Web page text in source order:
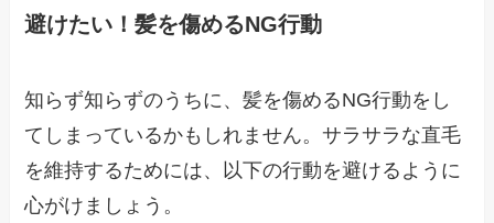
避けたい！髪を傷めるNG行動
知らず知らずのうちに、髪を傷めるNG行動をし
てしまっているかもしれません。サラサラな直毛
を維持するためには、以下の行動を避けるように
心がけましょう。